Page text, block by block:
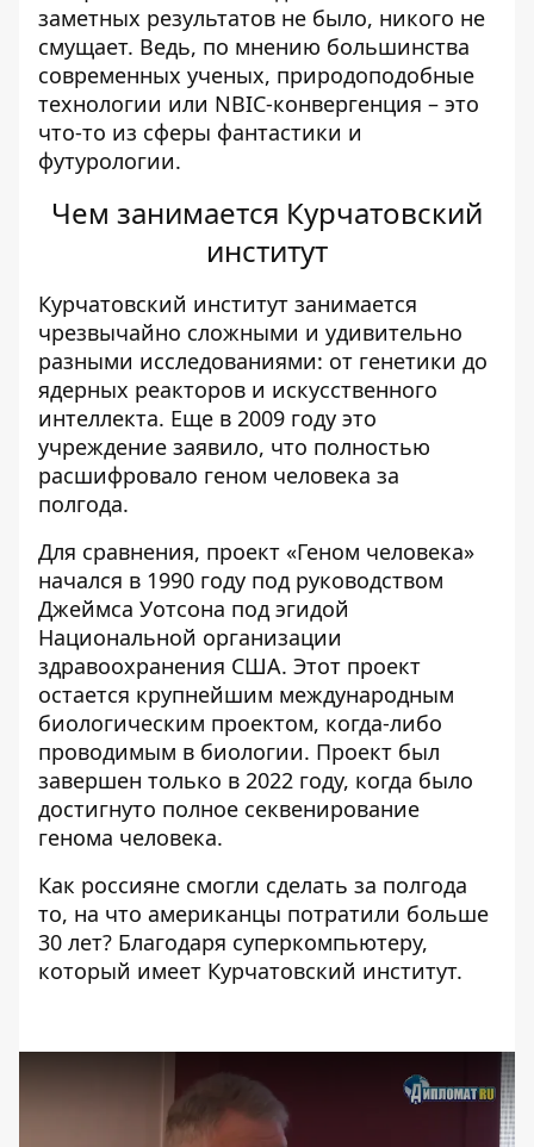
заметных результатов не было, никого не
смущает. Ведь, по мнению большинства
современных ученых, природоподобные
технологии или NBIC-конвергенция – это
что-то из сферы фантастики и
футурологии.
Чем занимается Курчатовский
институт
Курчатовский институт занимается
чрезвычайно сложными и удивительно
разными исследованиями: от генетики до
ядерных реакторов и искусственного
интеллекта. Еще в 2009 году это
учреждение заявило, что полностью
расшифровало геном человека за
полгода.
Для сравнения, проект «Геном человека»
начался в 1990 году под руководством
Джеймса Уотсона под эгидой
Национальной организации
здравоохранения США. Этот проект
остается крупнейшим международным
биологическим проектом, когда-либо
проводимым в биологии. Проект был
завершен только в 2022 году, когда было
достигнуто полное секвенирование
генома человека.
Как россияне смогли сделать за полгода
то, на что американцы потратили больше
30 лет? Благодаря суперкомпьютеру,
который имеет Курчатовский институт.